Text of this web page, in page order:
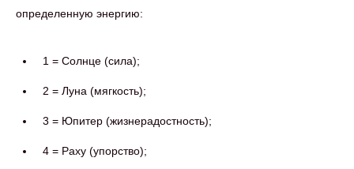
определенную энергию:
1 = Солнце (сила);
2 = Луна (мягкость);
3 = Юпитер (жизнерадостность);
4 = Раху (упорство);